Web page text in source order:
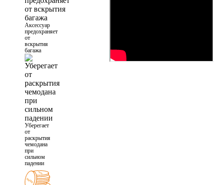
Аксессуар
предохраняет
от
вскрытия
багажа
Уберегает
от
раскрытия
чемодана
при
сильном
падении